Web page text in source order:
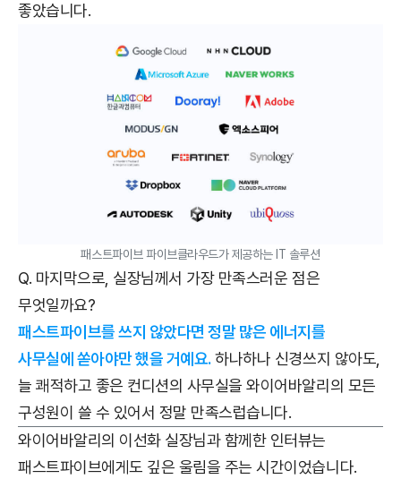
좋았습니다.
패스트파이브 파이브클라우드가 제공하는 IT 솔루션
Q. 마지막으로, 실장님께서 가장 만족스러운 점은
무엇일까요?
패스트파이브를 쓰지 않았다면 정말 많은 에너지를
사무실에 쏟아야만 했을 거예요.하나하나 신경쓰지 않아도,
늘 쾌적하고 좋은 컨디션의 사무실을 와이어바알리의 모든
구성원이 쓸 수 있어서 정말 만족스럽습니다.
와이어바알리의 이선화 실장님과 함께한 인터뷰는
패스트파이브에게도 깊은 울림을 주는 시간이었습니다.